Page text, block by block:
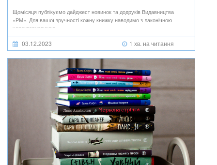
Щомісяця публікуємо дайджест новинок та додруків Видавництва
«РМ». Для вашої зручності кожну книжку наводимо з лаконічною
характеристикою.
03.12.2023 1 хв. на читання